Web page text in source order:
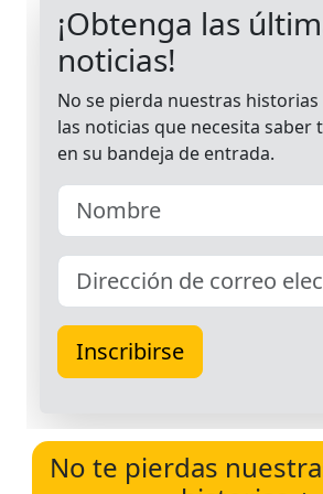
No te pierdas